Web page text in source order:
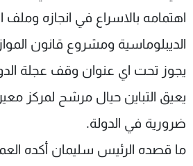
اهتمامه بالاسراع في انجازه وملف
الديبلوماسية ومشروع قانون
يجوز تحت اي عنوان وقف عجلة
يعيق التباين حيال مرشح لمركز
ضرورية في الدولة.
ما قصده الرئيس سليمان أكده